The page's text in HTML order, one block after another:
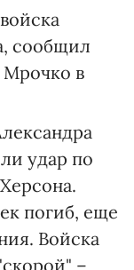
сообщил
Мрочко в
удар по
погиб, еще
Войска
–